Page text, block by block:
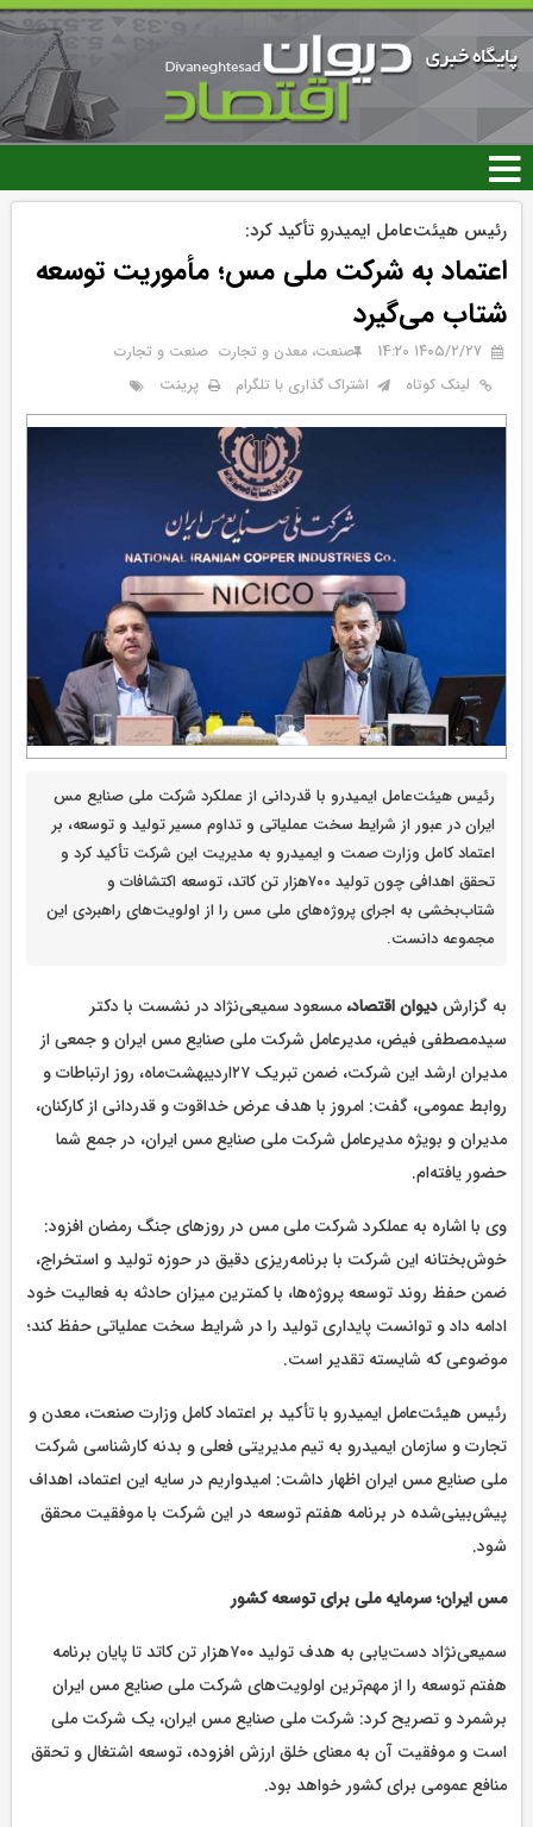
رفتن
محتوای
اصلی
رئیس هیئت‌عامل ایمیدرو تأکید کرد:
اعتماد به شرکت ملی مس؛ مأموریت توسعه
شتاب می‌گیرد
۱۴۰۵/۲/۲۷ 14:20 صنعت، معدن و تجارت صنعت و تجارت
لینک کوتاه
اشتراک گذاری با تلگرام پرینت
رئیس هیئت‌عامل ایمیدرو با قدردانی از عملکرد شرکت ملی صنایع مس
ایران در عبور از شرایط سخت عملیاتی و تداوم مسیر تولید و توسعه، بر
اعتماد کامل وزارت صمت و ایمیدرو به مدیریت این شرکت تأکید کرد و
تحقق اهدافی چون تولید ۷۰۰هزار تن کاتد، توسعه اکتشافات و
شتاب‌بخشی به اجرای پروژه‌های ملی مس را از اولویت‌های راهبردی این
مجموعه دانست.
به گزارشدیوان اقتصاد، مسعود سمیعی‌نژاد در نشست با دکتر
سیدمصطفی فیض، مدیرعامل شرکت ملی صنایع مس ایران و جمعی از
مدیران ارشد این شرکت، ضمن تبریک ۲۷اردیبهشت‌ماه، روز ارتباطات و
روابط عمومی، گفت: امروز با هدف عرض خداقوت و قدردانی از کارکنان،
مدیران و بویژه مدیرعامل شرکت ملی صنایع مس ایران، در جمع شما
حضور یافته‌ام.
وی با اشاره به عملکرد شرکت ملی مس در روزهای جنگ رمضان افزود:
خوش‌بختانه این شرکت با برنامه‌ریزی دقیق در حوزه تولید و استخراج،
ضمن حفظ روند توسعه پروژه‌ها، با کمترین میزان حادثه به فعالیت خود
ادامه داد و توانست پایداری تولید را در شرایط سخت عملیاتی حفظ کند؛
موضوعی که شایسته تقدیر است.
رئیس هیئت‌عامل ایمیدرو با تأکید بر اعتماد کامل وزارت صنعت، معدن و
تجارت و سازمان ایمیدرو به تیم مدیریتی فعلی و بدنه کارشناسی شرکت
ملی صنایع مس ایران اظهار داشت: امیدواریم در سایه این اعتماد، اهداف
پیش‌بینی‌شده در برنامه هفتم توسعه در این شرکت با موفقیت محقق
شود.
مس ایران؛ سرمایه ملی برای توسعه کشور
سمیعی‌نژاد دست‌یابی به هدف تولید ۷۰۰هزار تن کاتد تا پایان برنامه
هفتم توسعه را از مهم‌ترین اولویت‌های شرکت ملی صنایع مس ایران
برشمرد و تصریح کرد: شرکت ملی صنایع مس ایران، یک شرکت ملی
است و موفقیت آن به معنای خلق ارزش افزوده، توسعه اشتغال و تحقق
منافع عمومی برای کشور خواهد بود.